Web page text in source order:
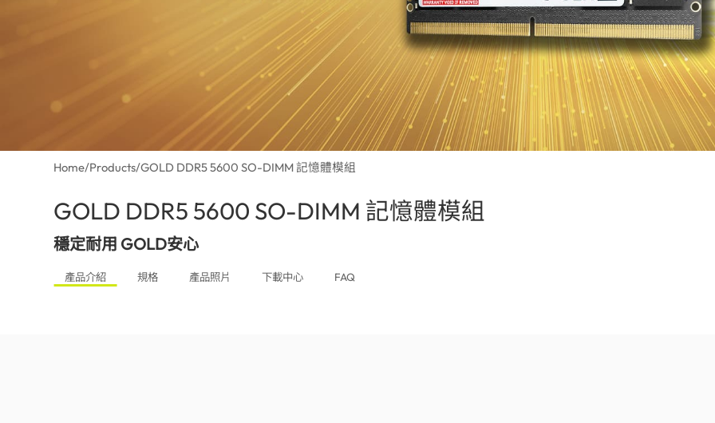
Home/Products/GOLD DDR5 5600 SO-DIMM 記憶體模組
GOLD DDR5 5600 SO-DIMM 記憶體模組
穩定耐用 GOLD安心
產品介紹 規格 產品照片 下載中心 FAQ